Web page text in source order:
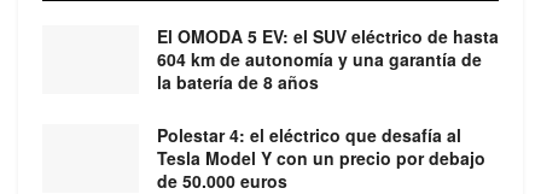
El OMODA 5 EV: el SUV eléctrico de hasta
604 km de autonomía y una garantía de
la batería de 8 años
Polestar 4: el eléctrico que desafía al
Tesla Model Y con un precio por debajo
de 50.000 euros